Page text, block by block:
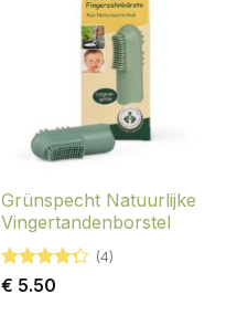
Grünspecht Natuurlijke
Vingertandenborstel
Gewaardeerd
(4)
€ 5.50